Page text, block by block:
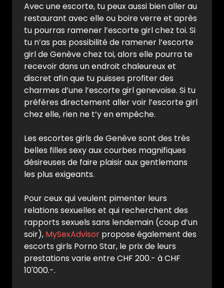
Avec une escorte, tu peux aussi bien aller au
restaurant avec elle ou boire verre et après
tu pourras ramener l’escorte girl chez toi. Si
tu n’as pas possibilité de ramener l’escorte
girl de Genève chez toi, alors elle pourra te
recevoir dans un endroit chaleureux et
discret afin que tu puisses profiter des
charmes d’une l’escorte girl genevoise. Si tu
préfères directement aller voir l’escorte girl
chez elle, rien ne t’y en empêche.
Les escortes girls de Genève sont des très
belles filles sexy aux courbes magnifiques
désireuses de faire plaisir aux gentlemans
les plus exigeants.
Pour ceux qui veulent pimenter leurs
relations sexuelles et qui recherchent des
rapports sexuels sans lendemain (coup d’un
soir), MySexAdvisor propose également des
escorts girls Porno Star, le prix de leurs
prestations varie entre CHF 200.- à CHF
10'000.-.